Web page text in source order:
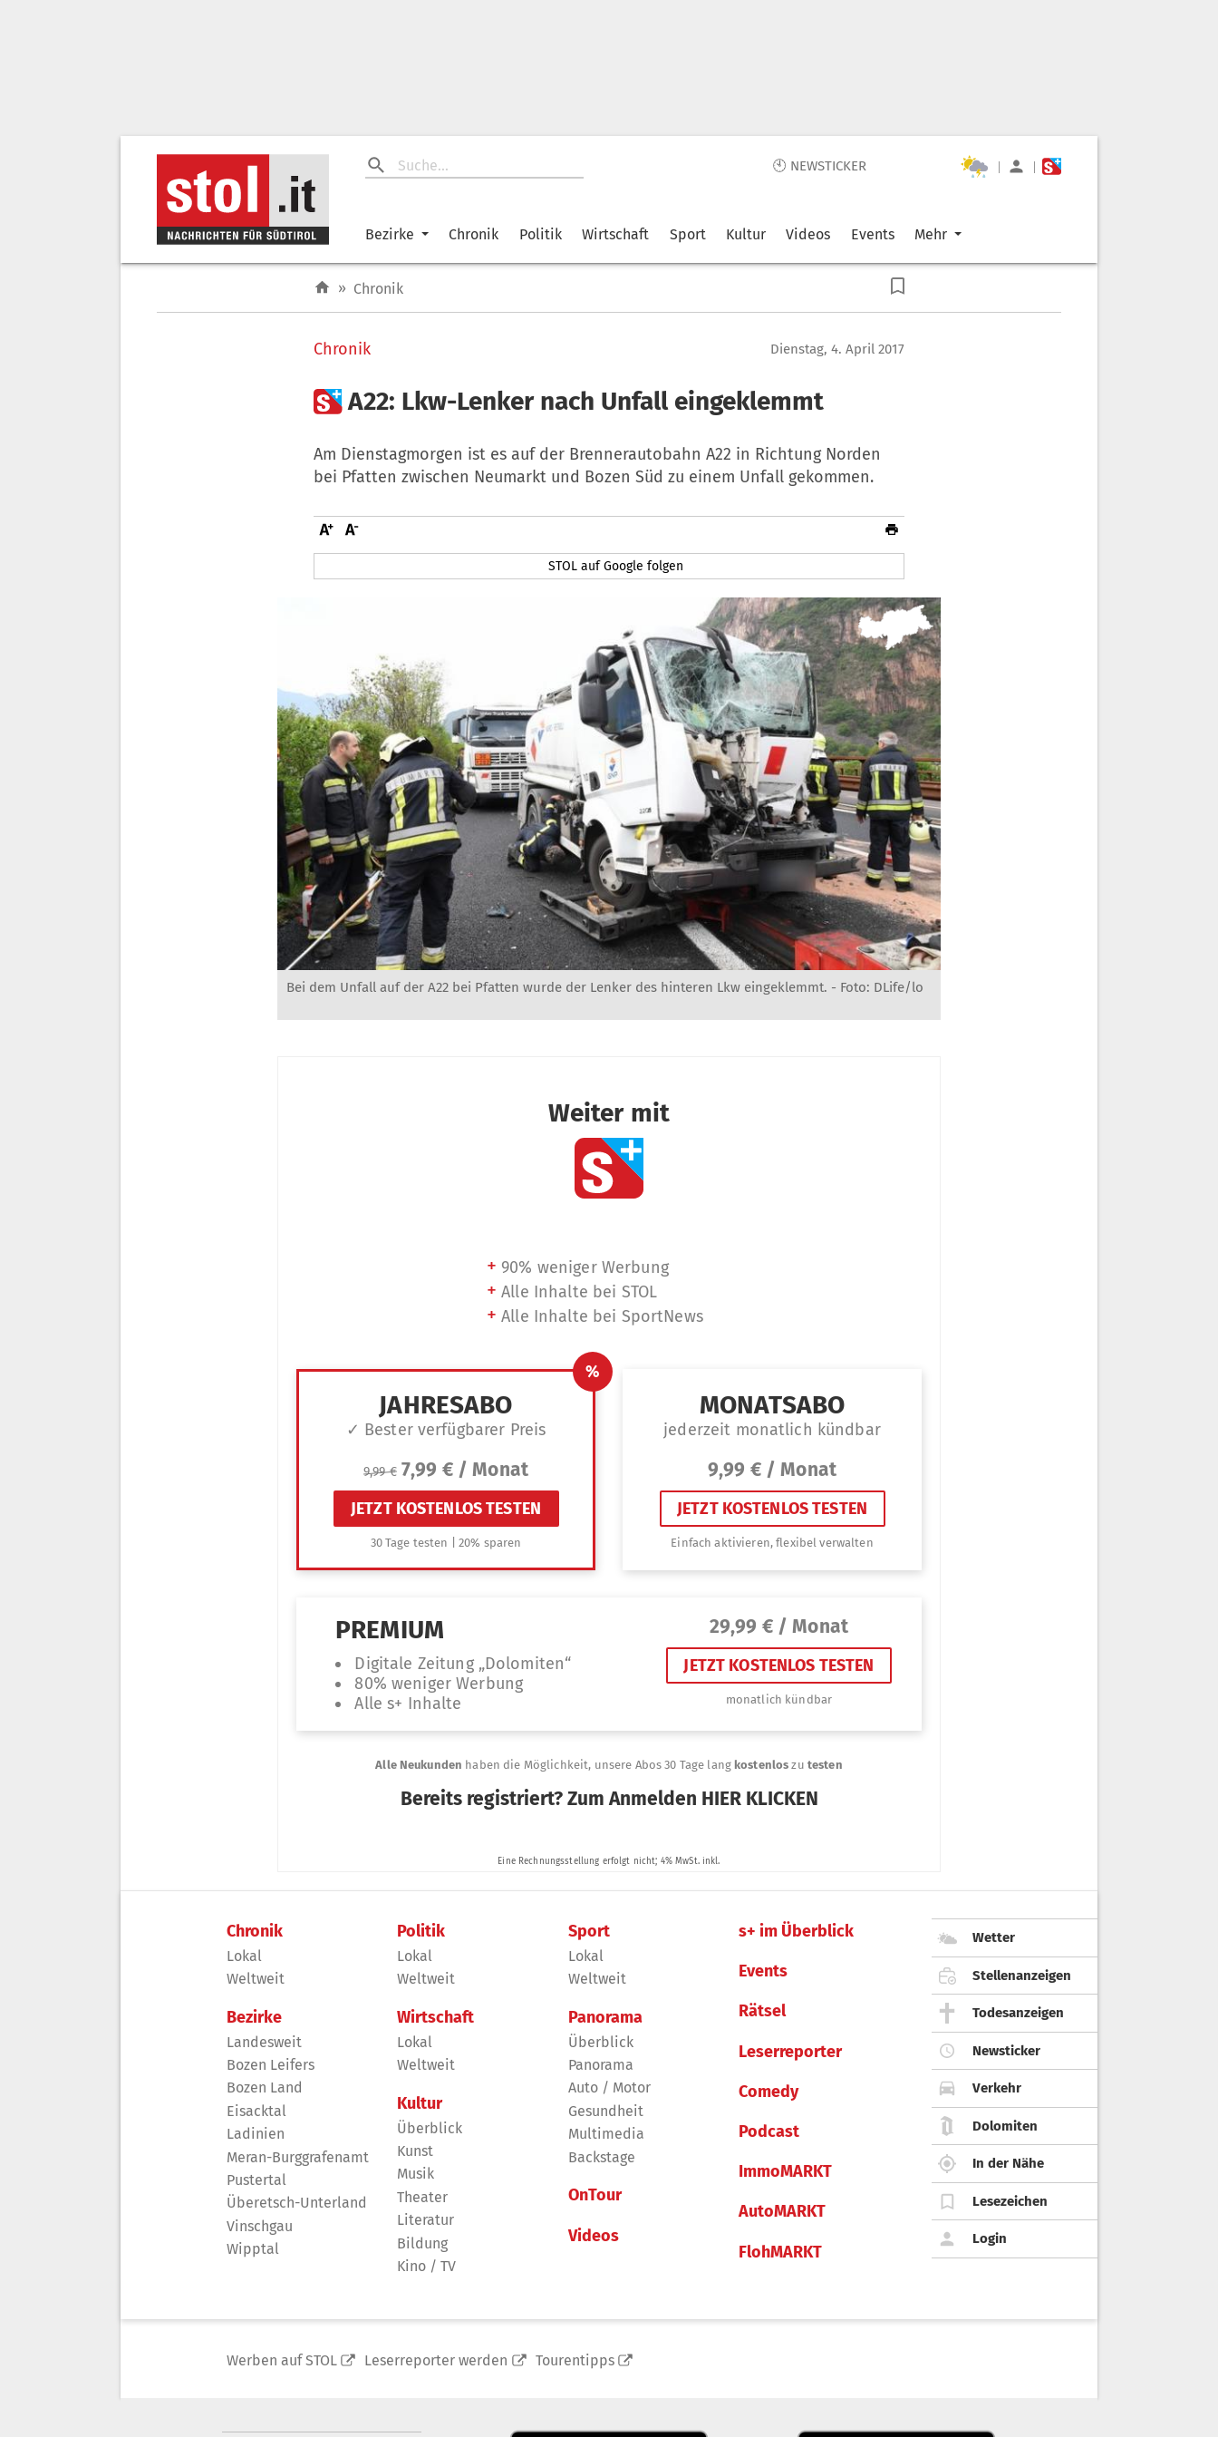
🕙 NEWSTICKER | |
Bezirke Chronik Politik Wirtschaft Sport Kultur Videos Events Mehr
» Chronik
Chronik Dienstag, 4. April 2017
A22: Lkw-Lenker nach Unfall eingeklemmt
Am Dienstagmorgen ist es auf der Brennerautobahn A22 in Richtung Norden
bei Pfatten zwischen Neumarkt und Bozen Süd zu einem Unfall gekommen.
STOL auf Google folgen
Bei dem Unfall auf der A22 bei Pfatten wurde der Lenker des hinteren Lkw eingeklemmt. - Foto: DLife/lo
Chronik
Lokal
Weltweit
Bezirke
Landesweit
Bozen Leifers
Bozen Land
Eisacktal
Ladinien
Meran-Burggrafenamt
Pustertal
Überetsch-Unterland
Vinschgau
Wipptal
Politik
Lokal
Weltweit
Wirtschaft
Lokal
Weltweit
Kultur
Überblick
Kunst
Musik
Theater
Literatur
Bildung
Kino / TV
Sport
Lokal
Weltweit
Panorama
Überblick
Panorama
Auto / Motor
Gesundheit
Multimedia
Backstage
OnTour
Videos
s+ im Überblick
Events
Rätsel
Leserreporter
Comedy
Podcast
ImmoMARKT
AutoMARKT
FlohMARKT
Wetter
Stellenanzeigen
Todesanzeigen
Newsticker
Verkehr
Dolomiten
In der Nähe
Lesezeichen
Login
Werben auf STOL Leserreporter werden Tourentipps